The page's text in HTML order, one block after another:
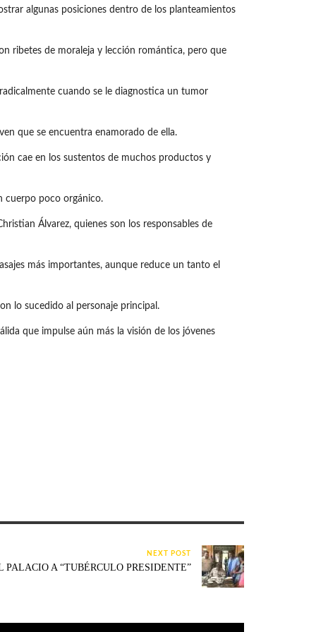
algunas posiciones dentro de los planteamientos
ribetes de moraleja y lección romántica, pero que
cuando se le diagnostica un tumor
que se encuentra enamorado de ella.
cae en los sustentos de muchos productos y
cuerpo poco orgánico.
Álvarez, quienes son los responsables de
más importantes, aunque reduce un tanto el
lo sucedido al personaje principal.
que impulse aún más la visión de los jóvenes
NEXT POST
A “TUBÉRCULO PRESIDENTE”